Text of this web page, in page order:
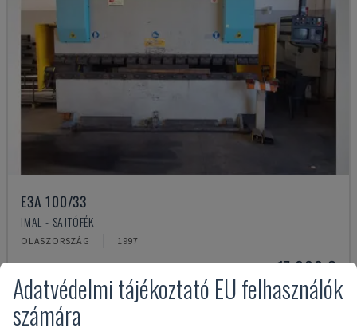
E3A 100/33
IMAL - SAJTÓFÉK
OLASZORSZÁG 1997
17,000 €
Adatvédelmi tájékoztató EU felhasználók
számára